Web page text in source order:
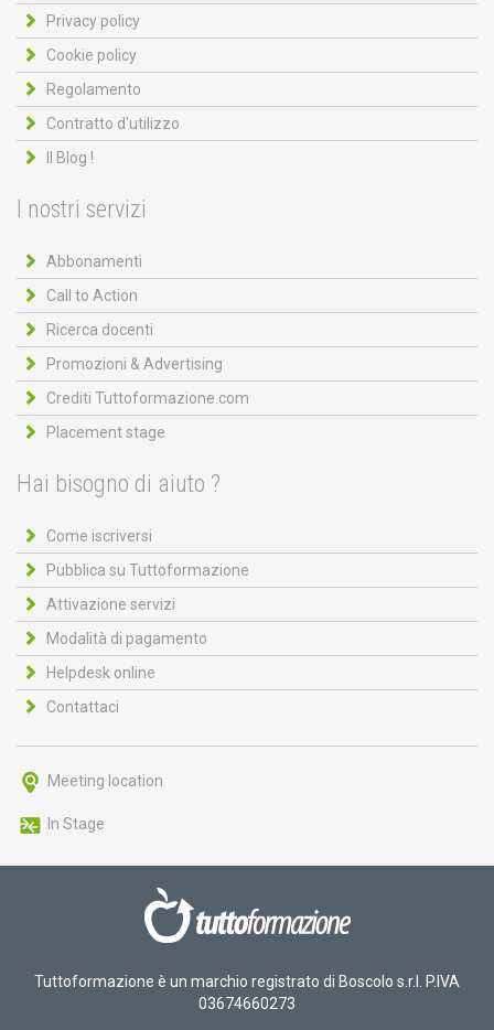
Privacy policy
Cookie policy
Regolamento
Contratto d'utilizzo
Il Blog !
I nostri servizi
Abbonamenti
Call to Action
Ricerca docenti
Promozioni & Advertising
Crediti Tuttoformazione.com
Placement stage
Hai bisogno di aiuto ?
Come iscriversi
Pubblica su Tuttoformazione
Attivazione servizi
Modalità di pagamento
Helpdesk online
Contattaci
Meeting location
In Stage
Tuttoformazione è un marchio registrato di Boscolo s.r.l. P.IVA
03674660273